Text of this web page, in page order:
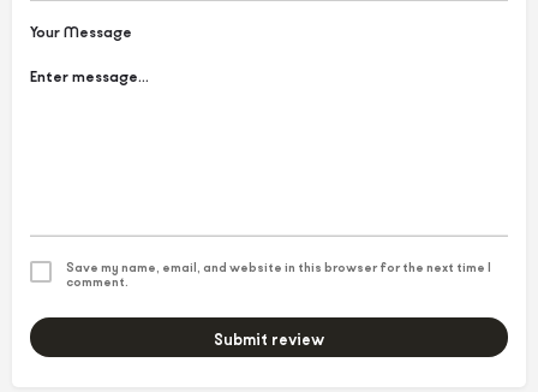
Your Message
Save my name, email, and website in this browser for the next time I
comment.
Submit review